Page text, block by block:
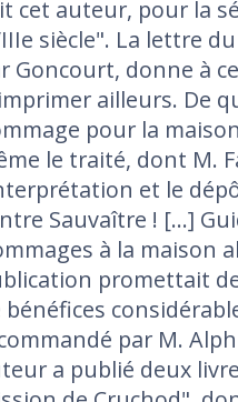
cet auteur, pour la
siècle". La lettre
Goncourt, donne à
ailleurs. De
pour la
le traité, dont M.
et le
Sauvaître ! [...]
à la maison
promettait
bénéfices
par M.
a publié deux